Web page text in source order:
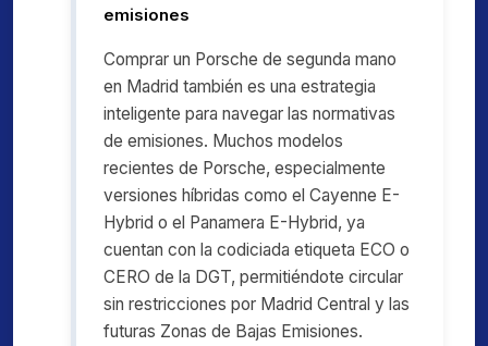
emisiones
Comprar un Porsche de segunda mano
en Madrid también es una estrategia
inteligente para navegar las normativas
de emisiones. Muchos modelos
recientes de Porsche, especialmente
versiones híbridas como el Cayenne E-
Hybrid o el Panamera E-Hybrid, ya
cuentan con la codiciada etiqueta ECO o
CERO de la DGT, permitiéndote circular
sin restricciones por Madrid Central y las
futuras Zonas de Bajas Emisiones.